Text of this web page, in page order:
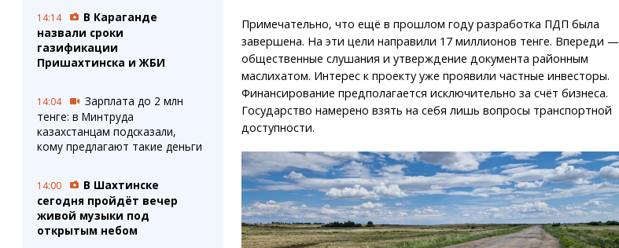
14:14
В Караганде
назвали сроки
газификации
Пришахтинска и ЖБИ
14:04
Зарплата до 2 млн
тенге: в Минтруда
казахстанцам подсказали,
кому предлагают такие деньги
14:00
В Шахтинске
сегодня пройдёт вечер
живой музыки под
открытым небом
Примечательно, что ещё в прошлом году разработка ПДП была
завершена. На эти цели направили 17 миллионов тенге. Впереди —
общественные слушания и утверждение документа районным
маслихатом. Интерес к проекту уже проявили частные инвесторы.
Финансирование предполагается исключительно за счёт бизнеса.
Государство намерено взять на себя лишь вопросы транспортной
доступности.